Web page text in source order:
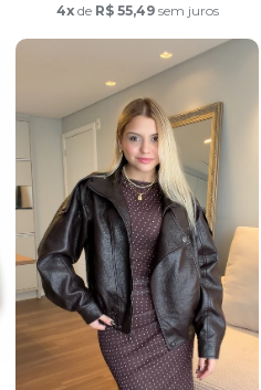
4xde R$ 55,49sem juros